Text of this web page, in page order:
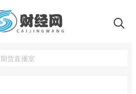
期货直播室